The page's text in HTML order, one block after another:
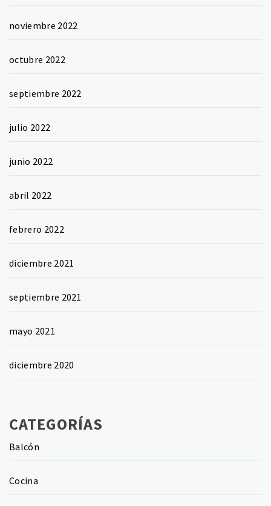
noviembre 2022
octubre 2022
septiembre 2022
julio 2022
junio 2022
abril 2022
febrero 2022
diciembre 2021
septiembre 2021
mayo 2021
diciembre 2020
CATEGORÍAS
Balcón
Cocina